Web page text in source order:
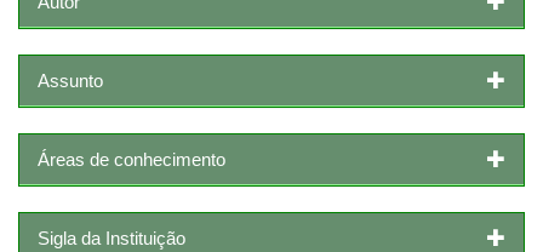
Assunto
Áreas de conhecimento
Sigla da Instituição